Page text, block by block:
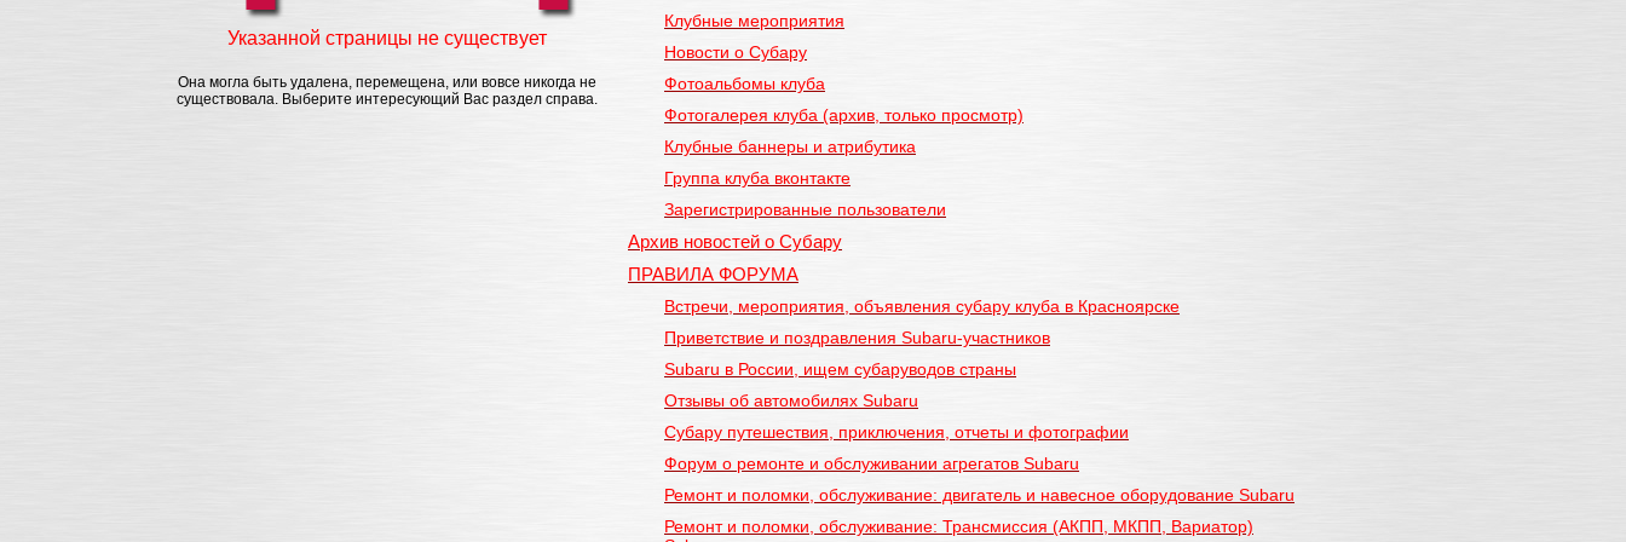
Указанной страницы не существует
Она могла быть удалена, перемещена, или вовсе никогда не
существовала. Выберите интересующий Вас раздел справа.
Клубные мероприятия
Новости о Субару
Фотоальбомы клуба
Фотогалерея клуба (архив, только просмотр)
Клубные баннеры и атрибутика
Группа клуба вконтакте
Зарегистрированные пользователи
Архив новостей о Субару
ПРАВИЛА ФОРУМА
Встречи, мероприятия, объявления субару клуба в Красноярске
Приветствие и поздравления Subaru-участников
Subaru в России, ищем субаруводов страны
Отзывы об автомобилях Subaru
Субару путешествия, приключения, отчеты и фотографии
Форум о ремонте и обслуживании агрегатов Subaru
Ремонт и поломки, обслуживание: двигатель и навесное оборудование Subaru
Ремонт и поломки, обслуживание: Трансмиссия (АКПП, МКПП, Вариатор)